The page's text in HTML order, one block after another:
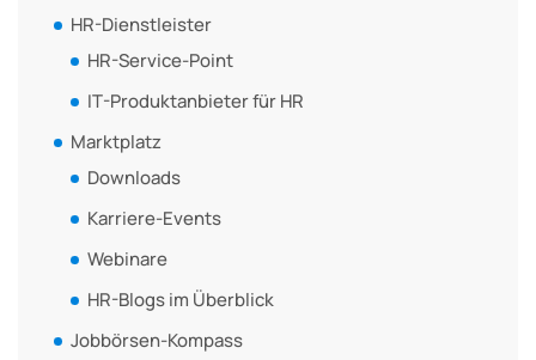
HR-Dienstleister
HR-Service-Point
IT-Produktanbieter für HR
Marktplatz
Downloads
Karriere-Events
Webinare
HR-Blogs im Überblick
Jobbörsen-Kompass